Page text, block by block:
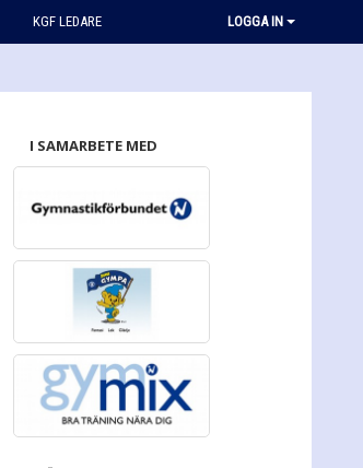
KGF LEDARE LOGGA IN
I SAMARBETE MED